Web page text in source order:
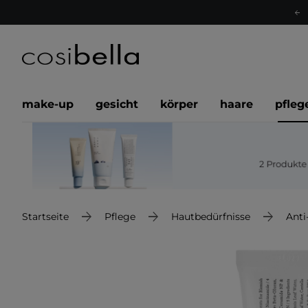
make-up gesicht körper haare
Startseite Pflege Hautbedürfnisse